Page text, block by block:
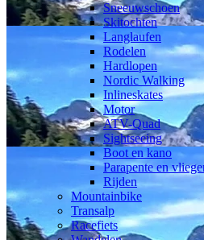
Sneeuwschoen
Skitochten
Langlaufen
Rodelen
Hardlopen
Nordic Walking
Inlineskates
Motor
ATV-Quad
Sightseeing
Boot en kano
Parapente en
Rijden
Mountainbike
Transalp
Racefiets